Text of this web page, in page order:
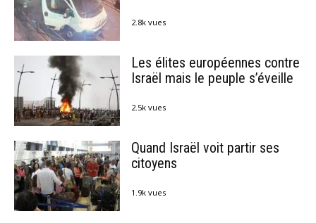
2.8k vues
Les élites européennes contre
Israël mais le peuple s’éveille
2.5k vues
Quand Israël voit partir ses
citoyens
1.9k vues